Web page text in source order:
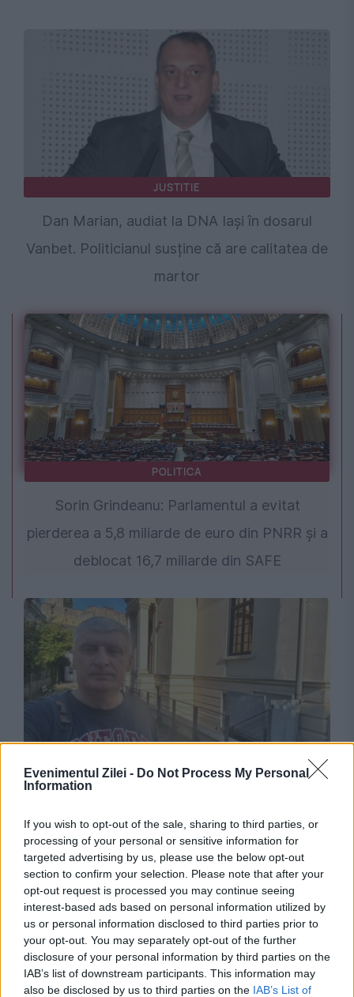
Evenimentul Zilei - Do Not Process My Personal
Information
If you wish to opt-out of the sale, sharing to third parties, or
processing of your personal or sensitive information for
targeted advertising by us, please use the below opt-out
section to confirm your selection. Please note that after your
opt-out request is processed you may continue seeing
interest-based ads based on personal information utilized by
us or personal information disclosed to third parties prior to
your opt-out. You may separately opt-out of the further
disclosure of your personal information by third parties on the
IAB’s list of downstream participants. This information may
also be disclosed by us to third parties on the IAB’s List of
JUSTITIE
Dan Marian, audiat la DNA Iași în dosarul
Vanbet. Politicianul susține că are calitatea de
martor
POLITICA
Sorin Grindeanu: Parlamentul a evitat
pierderea a 5,8 miliarde de euro din PNRR și a
deblocat 16,7 miliarde din SAFE
Cazul Cătălin Avramescu. Fosta lui parteneră
explică de ce a sesizat DIICOT și DGASPC